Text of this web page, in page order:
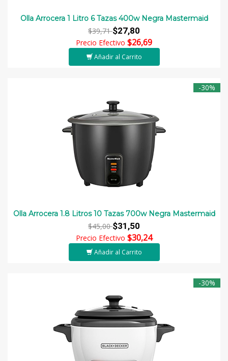
Olla Arrocera 1 Litro 6 Tazas 400w Negra Mastermaid
$39,71$27,80
Precio Efectivo $26,69
Añadir al Carrito
-30%
Olla Arrocera 1.8 Litros 10 Tazas 700w Negra Mastermaid
$45,00$31,50
Precio Efectivo $30,24
Añadir al Carrito
-30%